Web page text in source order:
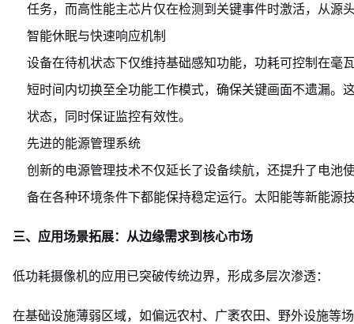
任务，而高性能主芯片仅在检测到关键事件时激活，从源
智能休眠与快速响应机制
设备在待机状态下仅维持基础感知功能，功耗可控制在毫
短时间内切换至全功能工作模式，确保关键画面不遗漏。
状态，同时保证监控有效性。
先进的能源管理系统
创新的电源管理技术不仅延长了设备续航，还提升了电池
备在各种环境条件下都能保持稳定运行。太阳能等新能源
三、应用场景拓展：从边缘需求到核心市场
低功耗摄像机的应用已突破传统边界，形成多层次渗透：
在基础设施薄弱区域，如偏远农村、广袤农田、野外设施等